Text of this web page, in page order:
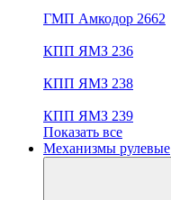
ГМП Амкодор 2662
КПП ЯМЗ 236
КПП ЯМЗ 238
КПП ЯМЗ 239
Показать все
Механизмы рулевые